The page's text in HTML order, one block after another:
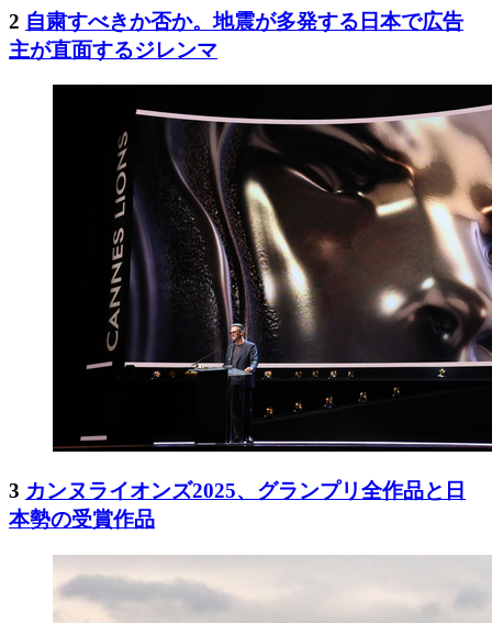
2 自粛すべきか否か。地震が多発する日本で広告
主が直面するジレンマ
3 カンヌライオンズ2025、グランプリ全作品と日
本勢の受賞作品